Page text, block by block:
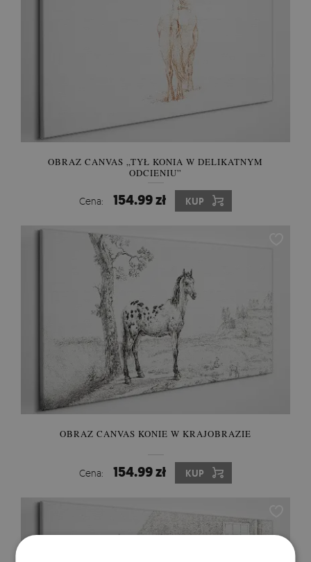
OBRAZ CANVAS „TYŁ KONIA W DELIKATNYM
ODCIENIU”
Cena: 154.99 zł KUP
OBRAZ CANVAS KONIE W KRAJOBRAZIE
Cena: 154.99 zł KUP